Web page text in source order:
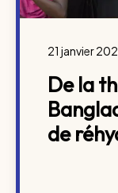
21 janvier
De la
de